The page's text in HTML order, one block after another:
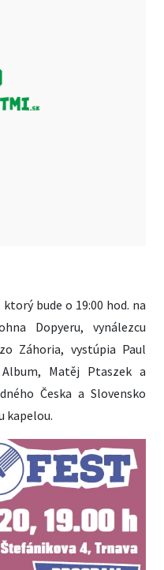
bude o 19:00 hod. na
Dopyeru, vynálezcu
Záhoria, vystúpia Paul
Matěj Ptaszek a
Česka a Slovensko
kapelou.